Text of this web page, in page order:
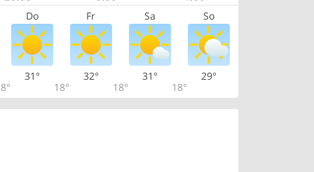
Do Fr Sa So
31°
18°
32°
18°
31°
18°
29°